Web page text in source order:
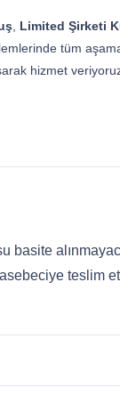
Limited Şirketi
tüm
hizmet
basite
teslim